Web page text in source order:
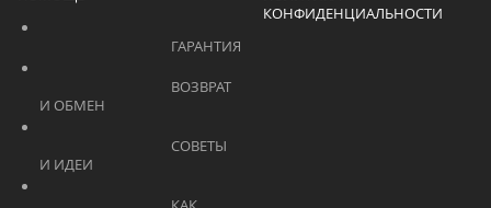
КОНФИДЕНЦИАЛЬНОСТИ